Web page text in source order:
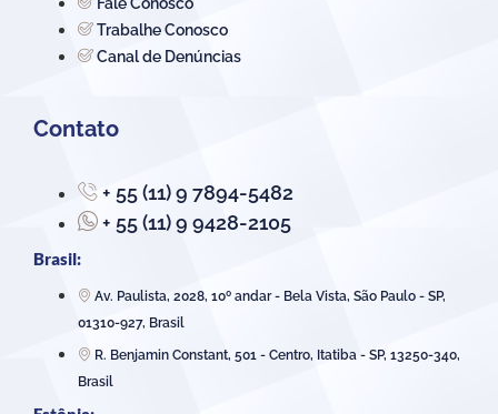
Trabalhe Conosco
Canal de Denúncias
Contato
+ 55 (11) 9 7894-5482
+ 55 (11) 9 9428-2105
Brasil:
Av. Paulista, 2028, 10º andar - Bela Vista, São Paulo - SP,
01310-927, Brasil
R. Benjamin Constant, 501 - Centro, Itatiba - SP, 13250-340,
Brasil